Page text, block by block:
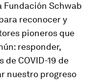
Fundación Schwab
reconocer y
pioneros que
responder,
COVID-19 de
nuestro progreso